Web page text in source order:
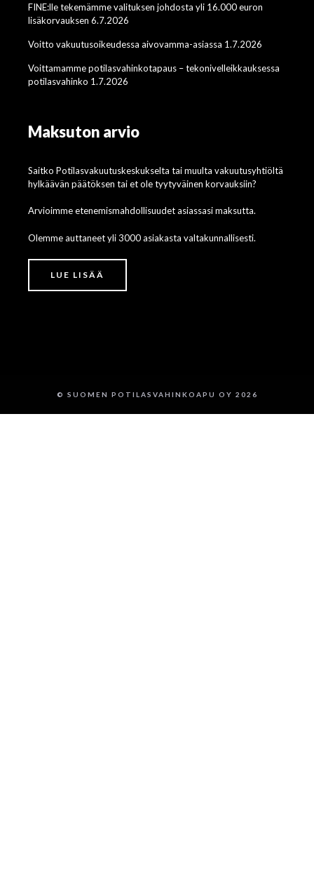
FINE:lle tekemämme valituksen johdosta yli 16.000 euron
lisäkorvauksen 6.7.2026
Voitto vakuutusoikeudessa aivovamma-asiassa 1.7.2026
Voittamamme potilasvahinkotapaus – tekonivelleikkauksessa
potilasvahinko 1.7.2026
Maksuton arvio
Saitko Potilasvakuutuskeskukselta tai muulta vakuutusyhtiöltä
hylkäävän päätöksen tai et ole tyytyväinen korvauksiin?
Arvioimme etenemismahdollisuudet asiassasi maksutta.
Olemme auttaneet yli 3000 asiakasta valtakunnallisesti.
LUE LISÄÄ
© SUOMEN POTILASVAHINKOAPU OY 2026